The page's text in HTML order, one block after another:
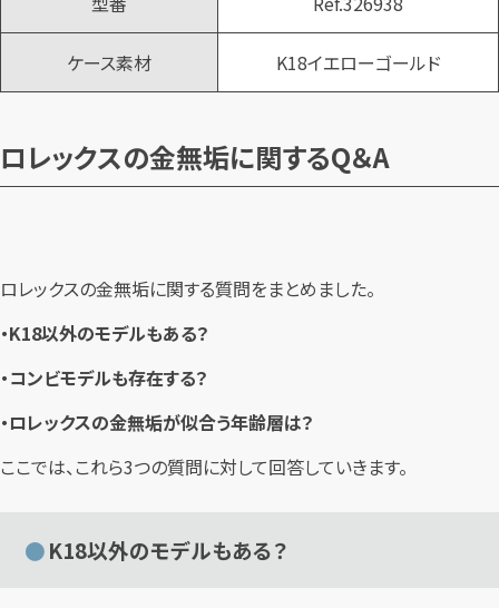
ケース素材 K18イエローゴールド
ロレックスの金無垢に関するQ＆A
ロレックスの金無垢に関する質問をまとめました。
・K18以外のモデルもある？
・コンビモデルも存在する？
・ロレックスの金無垢が似合う年齢層は？
ここでは、これら3つの質問に対して回答していきます。
K18以外のモデルもある？